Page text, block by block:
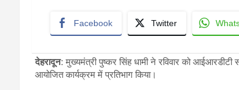
Facebook Twitter
देहरादून:मुख्यमंत्री पुष्कर सिंह धामी ने रविवार को आईआरडीटी
आयोजित कार्यक्रम में प्रतिभाग किया।